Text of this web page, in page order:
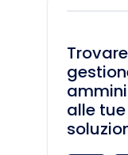
alle